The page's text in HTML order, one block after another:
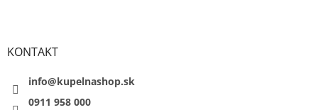
KONTAKT
info@kupelnashop.sk
0911 958 000